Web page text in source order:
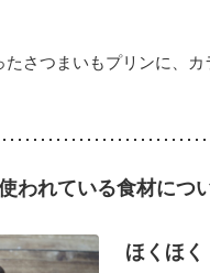
さつまいもプリンに、カ
われている食材につ
ほくほく